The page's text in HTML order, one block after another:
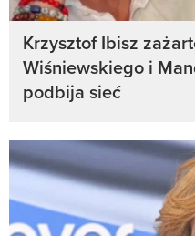
Krzysztof Ibisz
Wiśniewskiego i
podbija sieć